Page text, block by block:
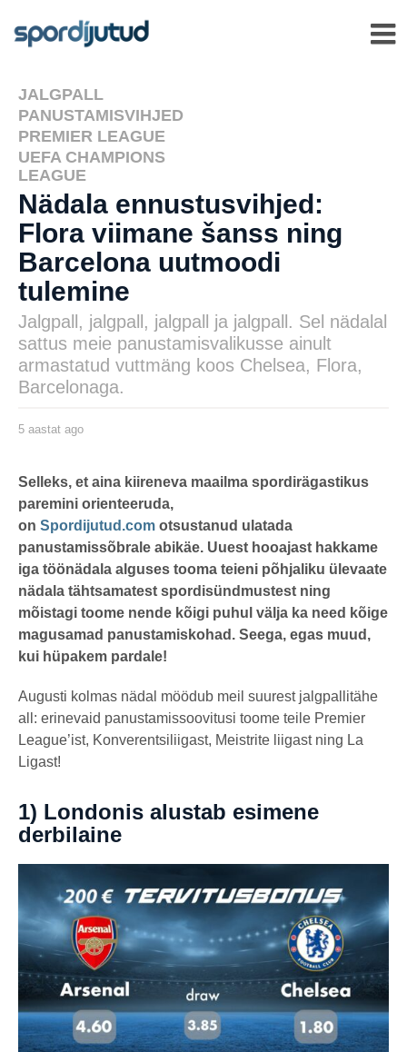
JALGPALL
PANUSTAMISVIHJED
PREMIER LEAGUE
UEFA CHAMPIONS
LEAGUE
Nädala ennustusvihjed:
Flora viimane šanss ning
Barcelona uutmoodi
tulemine
Jalgpall, jalgpall, jalgpall ja jalgpall. Sel nädalal
sattus meie panustamisvalikusse ainult
armastatud vuttmäng koos Chelsea, Flora,
Barcelonaga.
karlj
5 aastat ago
t
t
a
g
o
Selleks, et aina kiireneva maailma spordirägastikus
paremini orienteeruda,
on Spordijutud.com otsustanud ulatada
panustamissõbrale abikäe. Uuest hooajast hakkame
iga töönädala alguses tooma teieni põhjaliku ülevaate
nädala tähtsamatest spordisündmustest ning
mõistagi toome nende kõigi puhul välja ka need kõige
magusamad panustamiskohad. Seega, egas muud,
kui hüpakem pardale!
Augusti kolmas nädal möödub meil suurest jalgpallitähe
all: erinevaid panustamissoovitusi toome teile Premier
League’ist, Konverentsiliigast, Meistrite liigast ning La
Ligast!
1) Londonis alustab esimene
derbilaine